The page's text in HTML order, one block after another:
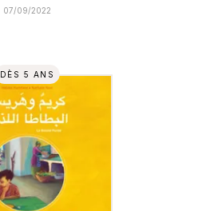
07/09/2022
DÈS 5 ANS